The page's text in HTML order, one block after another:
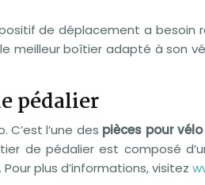
de déplacement a
boîtier adapté à son
pédalier
l’une des pièces pour vélo
de pédalier est composé
plus d’informations, visitez